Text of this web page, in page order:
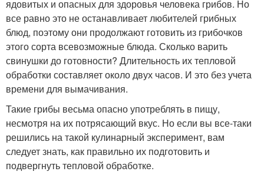
ядовитых и опасных для здоровья человека грибов. Но
все равно это не останавливает любителей грибных
блюд, поэтому они продолжают готовить из грибочков
этого сорта всевозможные блюда. Сколько варить
свинушки до готовности? Длительность их тепловой
обработки составляет около двух часов. И это без учета
времени для вымачивания.
Такие грибы весьма опасно употреблять в пищу,
несмотря на их потрясающий вкус. Но если вы все-таки
решились на такой кулинарный эксперимент, вам
следует знать, как правильно их подготовить и
подвергнуть тепловой обработке.